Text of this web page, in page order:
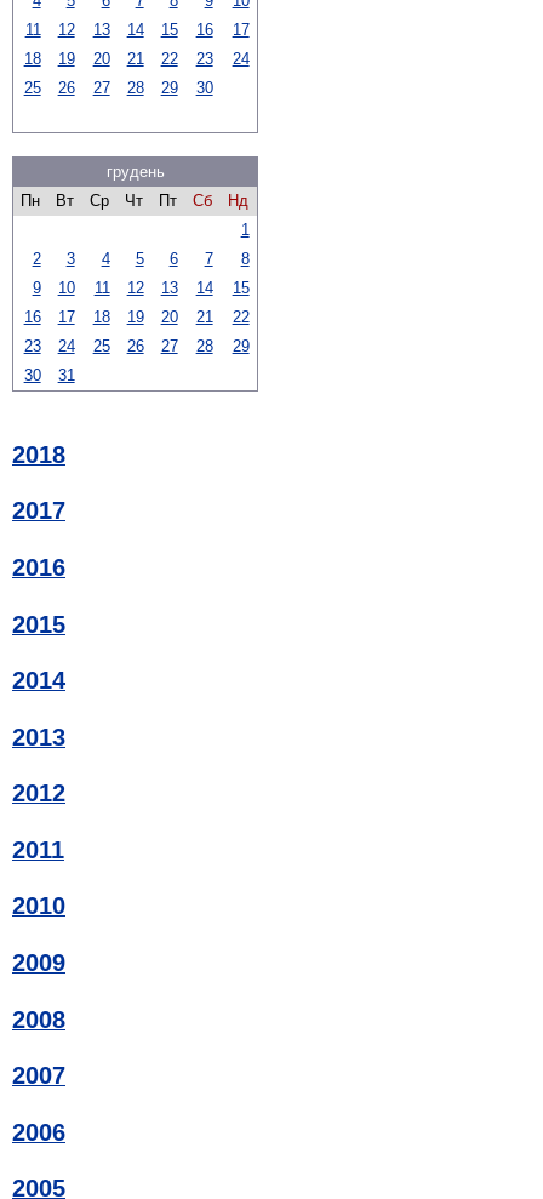
11
12 13 14 15 16
17
18
19 20 21 22 23
24
25
26 27 28 29 30
грудень
Пн
Вт Ср Чт Пт Сб
Нд
1
2
3 4 5 6 7
8
9
10 11 12 13 14
15
16
17 18 19 20 21
22
23
24 25 26 27 28
29
30
31
2018
2017
2016
2015
2014
2013
2012
2011
2010
2009
2008
2007
2006
2005